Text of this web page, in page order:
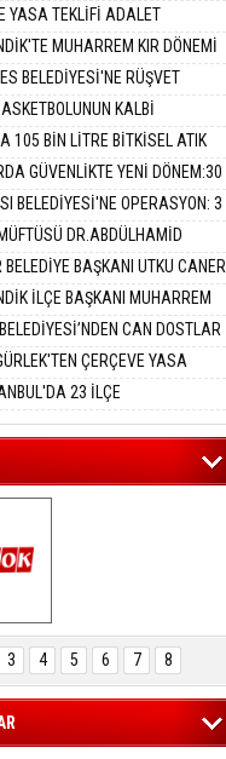
İnsan
VİCDAN
GELMEDİ'' SAVUNMASI
YASA TEKLİFİ ADALET
GEÇTİ:SÜREÇ NASIL
MUHARREM KIR DÖNEMİ
BELEDİYESİ'NE RÜŞVET
BAŞKANI İLKAY ÇİÇEK
KALBİ
105 BİN LİTRE BİTKİSEL ATIK
GÜVENLİKTE YENİ DÖNEM:30
DEDEKTÖRLÜ ARAMA
BELEDİYESİ'NE OPERASYON: 3
DR.ABDÜLHAMİD
MENSUPLARINI AĞIRLADI
BELEDİYE BAŞKANI UTKU CANER
TAHLİYE KARARI
İLÇE BAŞKANI MUHARREM
DERNEĞİ HEYETİNİ
CAN DOSTLAR
ÇERÇEVE YASA
ÇİZGİMİZ ŞEHİT AİLELERİ
HASSASİYETİDİR''
23 İLÇE
ATAMALAR GERÇEKLEŞTİ
3 4 5 6 7 8